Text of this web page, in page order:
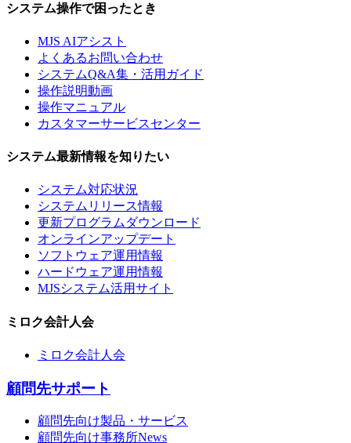
システム操作で困ったとき
MJS AIアシスト
よくあるお問い合わせ
システムQ&A集・活用ガイド
操作説明動画
操作マニュアル
カスタマーサービスセンター
システム最新情報を知りたい
システム対応状況
システムリリース情報
更新プログラムダウンロード
オンラインアップデート
ソフトウェア運用情報
ハードウェア運用情報
MJSシステム活用サイト
ミロク会計人会
ミロク会計人会
顧問先サポート
顧問先向け製品・サービス
顧問先向け事務所News